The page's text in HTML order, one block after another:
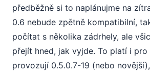
předběžně si to naplánujme na
0.6 nebude zpětně kompatibilní,
počítat s několika zádrhely, ale
přejít hned, jak vyjde. To platí i
provozují 0.5.0.7-19 (nebo